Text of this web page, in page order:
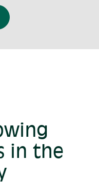
in the